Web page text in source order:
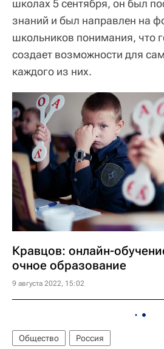
школах 5 сентября, он был
знаний и был направлен на
школьников понимания, что
создает возможности для
каждого из них.
Кравцов: онлайн-
очное образование
9 августа 2022, 15:02
Общество
Россия